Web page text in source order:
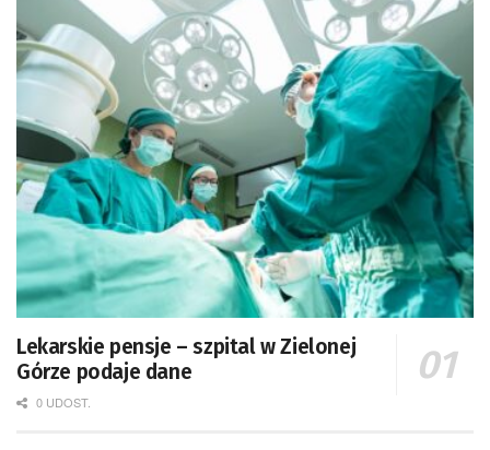
Lekarskie pensje – szpital w Zielonej
Górze podaje dane
0 UDOST.